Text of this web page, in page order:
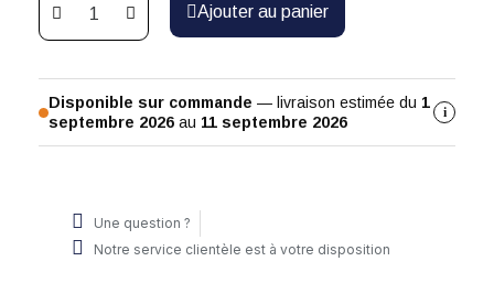
Ajouter au panier
Disponible sur commande — livraison estimée du 1
septembre 2026 au 11 septembre 2026
i
Une question ?
Notre service clientèle est à votre disposition